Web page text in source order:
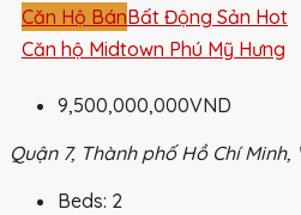
Căn Hộ BánBất Động Sản Hot
Căn hộ Midtown Phú Mỹ Hưng
9,500,000,000VND
Quận 7, Thành phố Hồ Chí
Beds: 2